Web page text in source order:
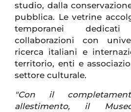
studio, dalla
pubblica. Le vetrine
temporanei
collaborazioni con
ricerca italiani e
territorio, enti e
settore culturale.
"Con il
allestimento, il